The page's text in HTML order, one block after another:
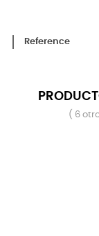
Reference
( 6